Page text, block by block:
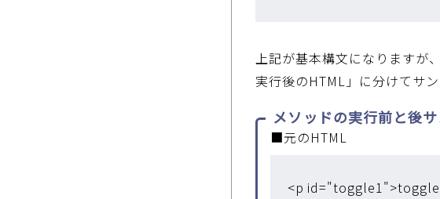
上記が基本構文になりますが
実行後のHTML」に分けてサ
メソッドの実行前と後
■元のHTML
<p id="toggle1">toggle